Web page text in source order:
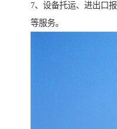
7、设备托运、进出口
等服务。